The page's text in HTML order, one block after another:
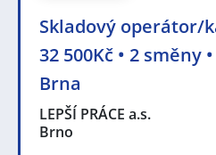
Skladový operátor/
32 500Kč • 2 směny
Brna
LEPŠÍ PRÁCE a.s.
Brno